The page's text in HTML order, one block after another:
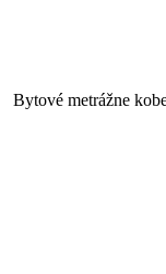
Bytové metrážne